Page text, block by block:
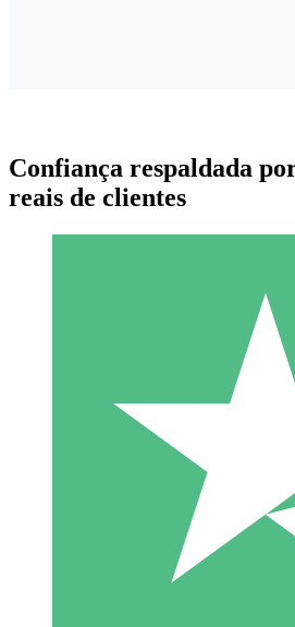
Pacotes de
Pague conforme o uso com
1000
Confiança respaldada
reais de clientes